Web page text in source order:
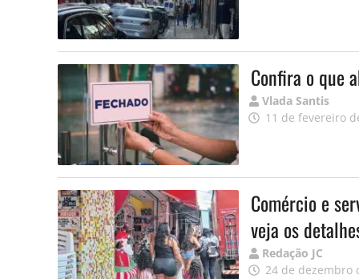
Confira o que
Publicado
por
Vlada Santis
11 de fevereiro
Comércio e
veja os
Publicado
por
Redação JC
24 de dezembro